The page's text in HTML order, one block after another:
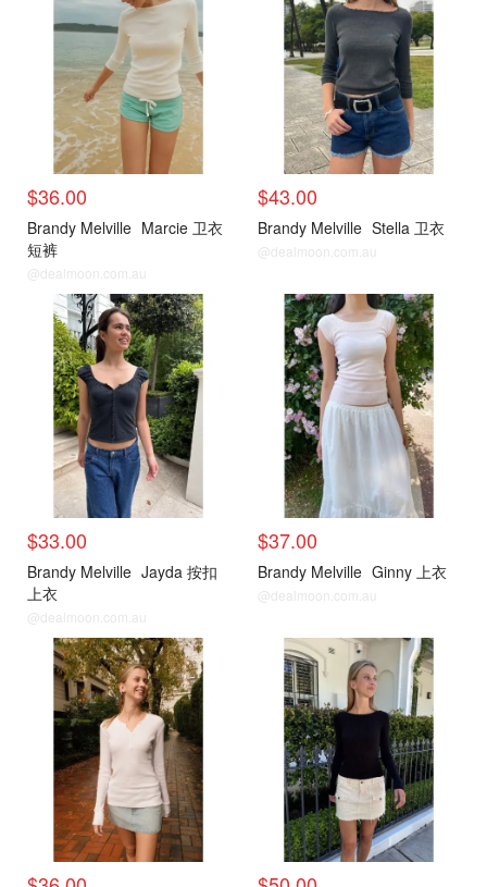
$36.00
Brandy Melville Marcie 卫衣
短裤
@dealmoon.com.au
$43.00
Brandy Melville Stella 卫衣
@dealmoon.com.au
$33.00
Brandy Melville Jayda 按扣
上衣
@dealmoon.com.au
$37.00
Brandy Melville Ginny 上衣
@dealmoon.com.au